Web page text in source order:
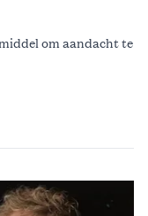
om aandacht te